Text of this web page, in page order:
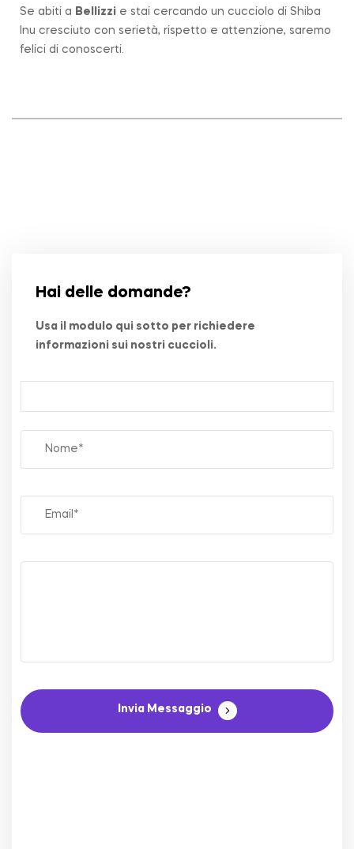
Se abiti a Bellizzi e stai cercando un cucciolo di Shiba
Inu cresciuto con serietà, rispetto e attenzione, saremo
felici di conoscerti.
Hai delle domande?
Usa il modulo qui sotto per richiedere
informazioni sui nostri cuccioli.
Invia Messaggio